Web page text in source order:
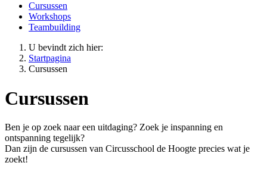
Cursussen
Workshops
Teambuilding
U bevindt zich hier:
Startpagina
Cursussen
Cursussen
Ben je op zoek naar een uitdaging? Zoek je inspanning en
ontspanning tegelijk?
Dan zijn de cursussen van Circusschool de Hoogte precies wat je
zoekt!